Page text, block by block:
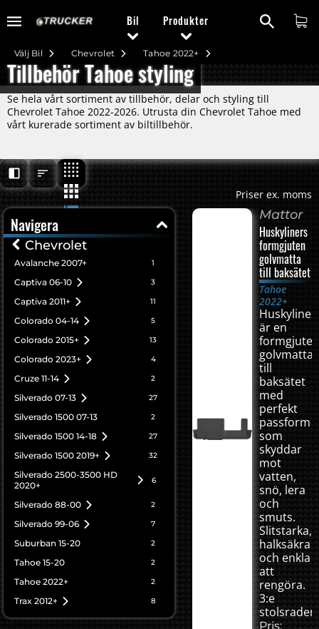
Bil Produkter
Tahoe 2022+
Chevrolet
Välj Bil
Tillbehör Tahoe styling
Se hela vårt sortiment av tillbehör, delar och styling till
Chevrolet Tahoe 2022-2026. Utrusta din Chevrolet Tahoe med
vårt kurerade sortiment av biltillbehör.
Priser ex. moms
Navigera
Chevrolet
Avalanche 2007+ 1
Captiva 06-10 3
Captiva 2011+ 11
Colorado 04-14 5
Colorado 2015+ 13
Colorado 2023+ 4
Cruze 11-14 2
Silverado 07-13 27
Silverado 1500 07-13 2
Silverado 1500 14-18 27
Silverado 1500 2019+ 32
Silverado 2500-3500 HD
2020+
6
Silverado 88-00 2
Silverado 99-06 7
Suburban 15-20 2
Tahoe 15-20 2
Tahoe 2022+ 2
Trax 2012+ 8
Mattor
Huskyliners
formgjuten
golvmatta
till baksätet
Tahoe
2022+
är en
golvmatta
till
baksätet
med
perfekt
passform
som
skyddar
mot
vatten,
snö, lera
och
smuts.
Slitstarka,
halksäkra
och enkla
att
rengöra.
3:e
stolsraden
Pris: